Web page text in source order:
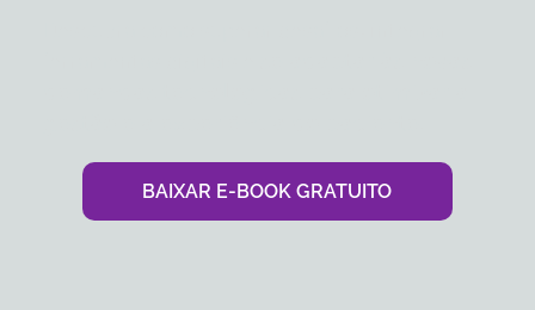
BAIXAR E-BOOK GRATUITO